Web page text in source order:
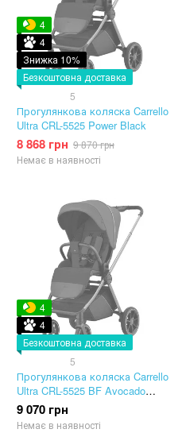
4
4
Знижка 10%
Безкоштовна доставка
5
Прогулянкова коляска Carrello
Ultra CRL-5525 Power Black
8 868 грн 9 870 грн
Немає в наявності
4
4
Безкоштовна доставка
5
Прогулянкова коляска Carrello
Ultra CRL-5525 BF Avocado
Green
9 070 грн
Немає в наявності